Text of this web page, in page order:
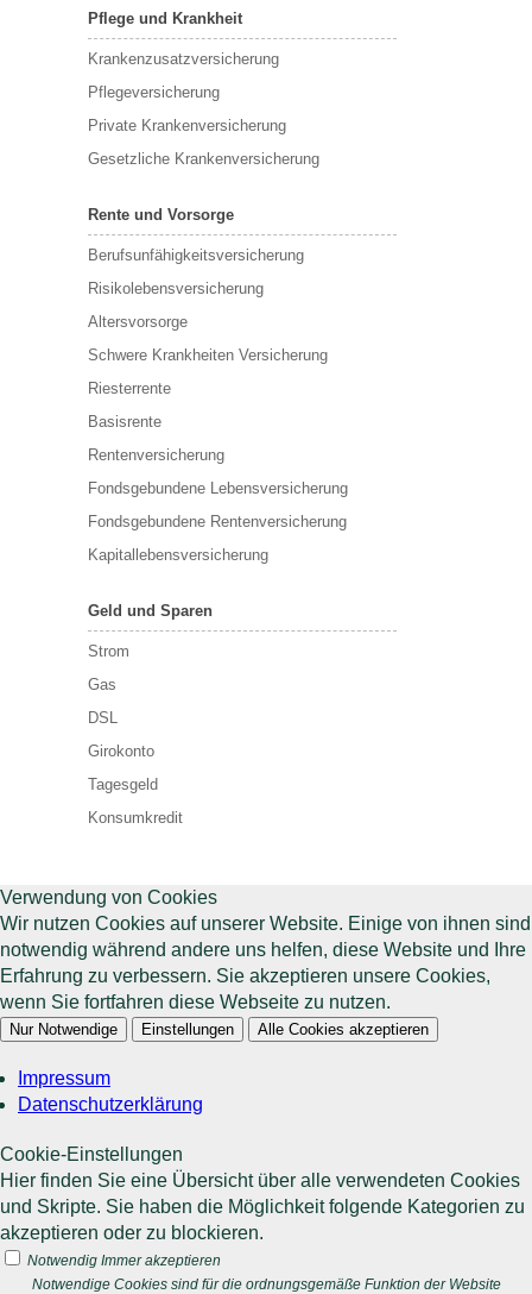
Pflege und Krankheit
Krankenzusatzversicherung
Pflegeversicherung
Private Krankenversicherung
Gesetzliche Krankenversicherung
Rente und Vorsorge
Berufs­unfähigkeitsversicherung
Risikolebensversicherung
Altersvorsorge
Schwere Krankheiten Versicherung
Riesterrente
Basisrente
Rentenversicherung
Fondsgebundene Lebensversicherung
Fondsgebundene Rentenversicherung
Kapitallebensversicherung
Geld und Sparen
Strom
Gas
DSL
Girokonto
Tagesgeld
Konsumkredit
Verwendung von Cookies
Wir nutzen Cookies auf unserer Website. Einige von ihnen sind
notwendig während andere uns helfen, diese Website und Ihre
Erfahrung zu verbessern. Sie akzeptieren unsere Cookies,
wenn Sie fortfahren diese Webseite zu nutzen.
Nur Notwendige Einstellungen Alle Cookies akzeptieren
Impressum
Datenschutzerklärung
Cookie-Einstellungen
Hier finden Sie eine Übersicht über alle verwendeten Cookies
und Skripte. Sie haben die Möglichkeit folgende Kategorien zu
akzeptieren oder zu blockieren.
Notwendig Immer akzeptieren
Notwendige Cookies sind für die ordnungsgemäße Funktion der Website